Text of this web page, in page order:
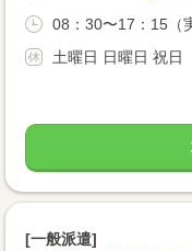
08：30〜17：15（
土曜日 日曜日 祝日
[一般派遣]